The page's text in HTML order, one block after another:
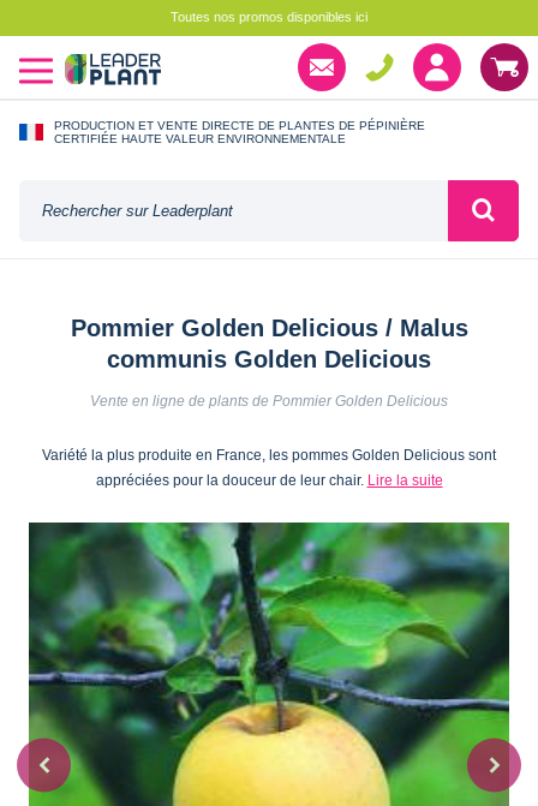
Toutes nos promos disponibles ici
PRODUCTION ET VENTE DIRECTE DE PLANTES DE PÉPINIÈRE
CERTIFIÉE HAUTE VALEUR ENVIRONNEMENTALE
Pommier Golden Delicious / Malus
communis Golden Delicious
Vente en ligne de plants de Pommier Golden Delicious
Variété la plus produite en France, les pommes Golden Delicious sont
appréciées pour la douceur de leur chair. Lire la suite